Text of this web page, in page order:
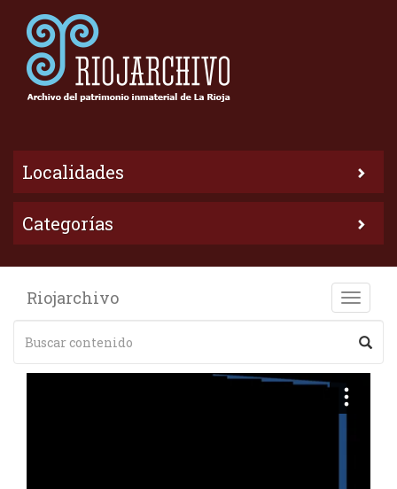
Localidades
Categorías
Toggle
Riojarchivo